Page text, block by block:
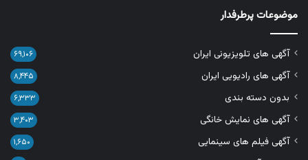
موضوعات پرطرفدار
آگهی های تلویزیونی ایران ۶۹,۱۰۶
آگهی های رادیویی ایران ۸,۴۴۵
بدون دسته بندی ۶,۳۳۳
آگهی های نمایش خانگی ۳,۴۰۳
آگهی فیلم های سینمایی ۱,۶۵۰